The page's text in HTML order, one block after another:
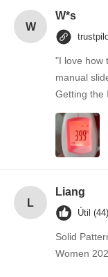
W
W*s
"I love how
manual
Getting the
L
Liang
Útil (44)
Solid
Women